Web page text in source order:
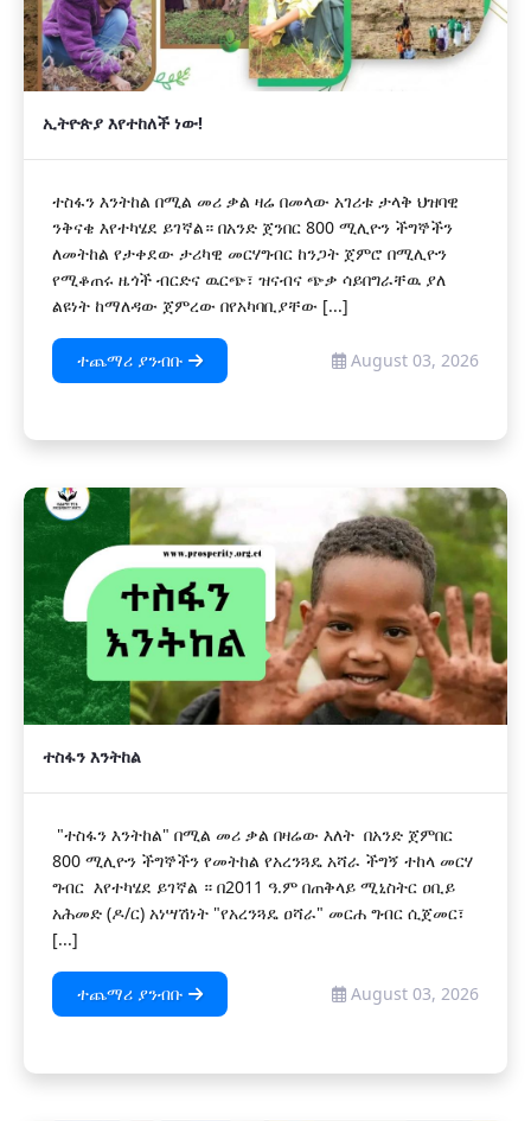
ኢትዮጵያ እየተከለች ነው!
ተስፋን እንትከል በሚል መሪ ቃል ዛሬ በመላው አገሪቱ ታላቅ ህዝባዊ
ንቅናቄ እየተካሄደ ይገኛል። በአንድ ጀንበር 800 ሚሊዮን ችግኞችን
ለመትከል የታቀደው ታሪካዊ መርሃግብር ከንጋት ጀምሮ በሚሊዮን
የሚቆጠሩ ዜጎች ብርድና ዉርጭ፣ ዝናብና ጭቃ ሳይበግራቸዉ ያለ
ልዩነት ከማለዳው ጀምረው በየአካባቢያቸው [...]
ተጨማሪ ያንብቡ August 03, 2026
ተስፋን እንትከል
"ተስፋን እንትከል" በሚል መሪ ቃል በዛሬው እለት በአንድ ጀምበር
800 ሚሊዮን ችግኞችን የመትከል የአረንጓዴ አሻራ ችግኝ ተከላ መርሃ
ግብር እየተካሄደ ይገኛል ። በ2011 ዓ.ም በጠቅላይ ሚኒስትር ዐቢይ
አሕመድ (ዶ/ር) አነሣሽነት "የአረንጓዴ ዐሻራ" መርሐ ግብር ሲጀመር፣
[...]
ተጨማሪ ያንብቡ August 03, 2026